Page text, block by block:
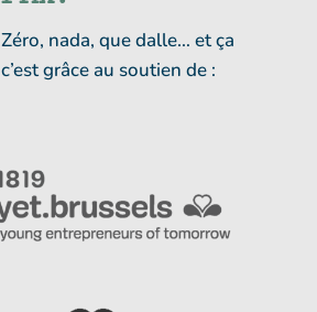
Zéro, nada, que dalle… et ça
c’est grâce au soutien de :